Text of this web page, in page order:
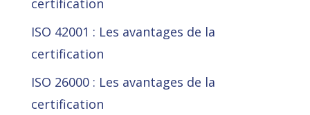
ISO 42001 : Les avantages de la
certification
ISO 26000 : Les avantages de la
certification